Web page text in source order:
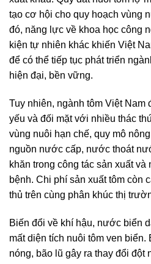
tạo cơ hội cho quy hoạch vùng
đó, năng lực về khoa học công
kiện tự nhiên khác khiến Việt
để có thể tiếp tục phát triển
hiện đại, bền vững.
Tuy nhiên, ngành tôm Việt Nam
yếu và đối mặt với nhiều thác
vùng nuôi hạn chế, quy mô
nguồn nước cấp, nước thoát
khăn trong công tác sản xuất
bệnh. Chi phí sản xuất tôm còn
thủ trên cùng phân khúc thị
Biến đổi về khí hậu, nước biển
mất diện tích nuôi tôm ven biển.
nóng, bão lũ gây ra thay đổi đột